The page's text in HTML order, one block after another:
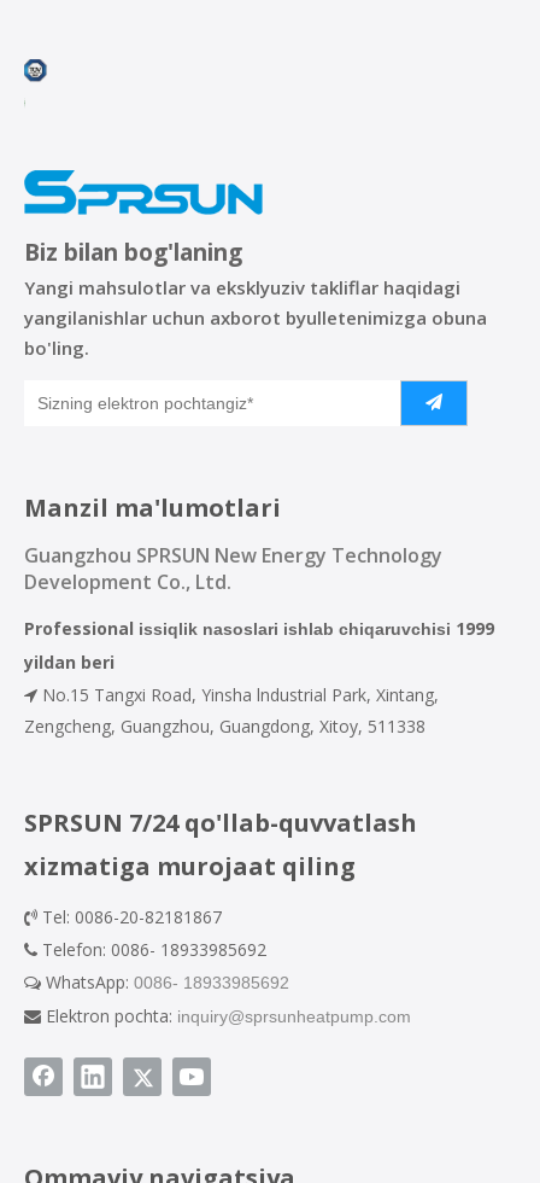
Biz bilan bog'laning
Yangi mahsulotlar va eksklyuziv takliflar haqidagi
yangilanishlar uchun axborot byulletenimizga obuna
bo'ling.
Manzil ma'lumotlari
Guangzhou SPRSUN New Energy Technology
Development Co., Ltd.
Professional issiqlik nasoslari ishlab chiqaruvchisi 1999
yildan beri
 No.15 Tangxi Road, Yinsha lndustrial Park, Xintang,
Zengcheng, Guangzhou, Guangdong, Xitoy, 511338
SPRSUN 7/24 qo'llab-quvvatlash
xizmatiga murojaat qiling
 Tel: 0086-20-82181867
 Telefon: 0086- 18933985692
 WhatsApp: 0086- 18933985692
 Elektron pochta: inquiry@sprsunheatpump.com